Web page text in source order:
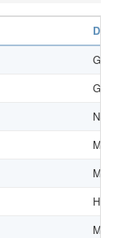
GO